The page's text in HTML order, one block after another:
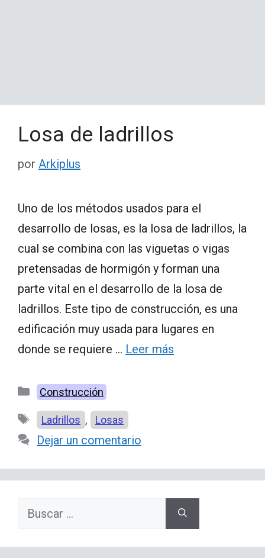
Losa de ladrillos
por Arkiplus
Uno de los métodos usados para el
desarrollo de losas, es la losa de ladrillos, la
cual se combina con las viguetas o vigas
pretensadas de hormigón y forman una
parte vital en el desarrollo de la losa de
ladrillos. Este tipo de construcción, es una
edificación muy usada para lugares en
donde se requiere … Leer más
Categorías
Construcción
Etiquetas
Ladrillos , Losas
Dejar un comentario
Buscar: